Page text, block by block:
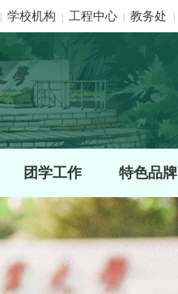
学校机构 工程中心 教务处
团学工作 特色品牌